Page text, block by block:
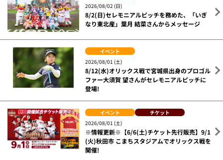
2026/08/02 (日)
8/2(日)セレモニアルピッチを務めた、「いぎ
なり東北産」葉月 結菜さんからメッセージ
イベント
2026/08/01 (土)
8/12(水)オリックス戦で宮城県出身のプロゴル
ファー大須賀 望さんがセレモニアルピッチに
登場!
イベント
チケット
2026/08/01 (土)
※情報更新※【6/6(土)チケット先行販売】9/1
(火)秋田市 こまちスタジアムでオリックス戦を
開催!